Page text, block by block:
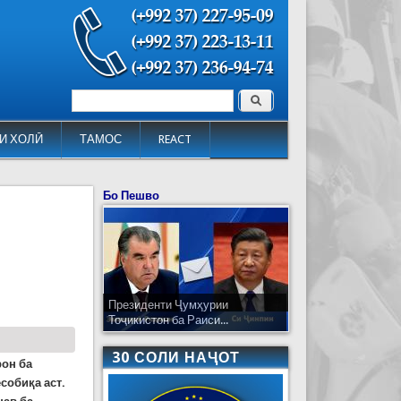
ХОЛӢ ТАМОС REACT
Форма поиска Поиск
ба
аст.
Бо Пешво
Президенти Ҷумҳурии
Тоҷикистон ба Раиси...
30 СОЛИ НАҶОТ